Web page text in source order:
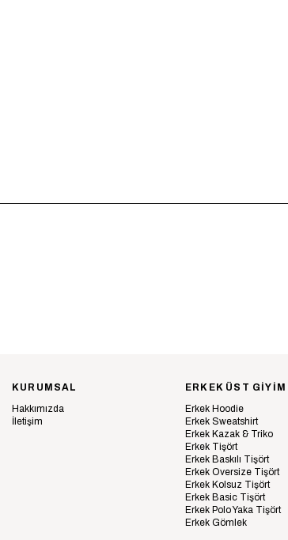
KURUMSAL
Hakkımızda
İletişim
ERKEK ÜST GİYİM
Erkek Hoodie
Erkek Sweatshirt
Erkek Kazak & Triko
Erkek Tişört
Erkek Baskılı Tişört
Erkek Oversize Tişört
Erkek Kolsuz Tişört
Erkek Basic Tişört
Erkek Polo Yaka Tişört
Erkek Gömlek